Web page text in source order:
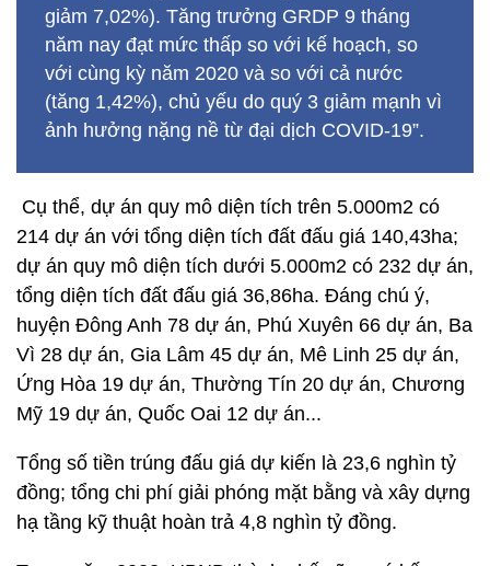
giảm 7,02%). Tăng trưởng GRDP 9 tháng
năm nay đạt mức thấp so với kế hoạch, so
với cùng kỳ năm 2020 và so với cả nước
(tăng 1,42%), chủ yếu do quý 3 giảm mạnh vì
ảnh hưởng nặng nề từ đại dịch COVID-19”.
Cụ thể, dự án quy mô diện tích trên 5.000m2 có
214 dự án với tổng diện tích đất đấu giá 140,43ha;
dự án quy mô diện tích dưới 5.000m2 có 232 dự án,
tổng diện tích đất đấu giá 36,86ha. Đáng chú ý,
huyện Đông Anh 78 dự án, Phú Xuyên 66 dự án, Ba
Vì 28 dự án, Gia Lâm 45 dự án, Mê Linh 25 dự án,
Ứng Hòa 19 dự án, Thường Tín 20 dự án, Chương
Mỹ 19 dự án, Quốc Oai 12 dự án...
Tổng số tiền trúng đấu giá dự kiến là 23,6 nghìn tỷ
đồng; tổng chi phí giải phóng mặt bằng và xây dựng
hạ tầng kỹ thuật hoàn trả 4,8 nghìn tỷ đồng.